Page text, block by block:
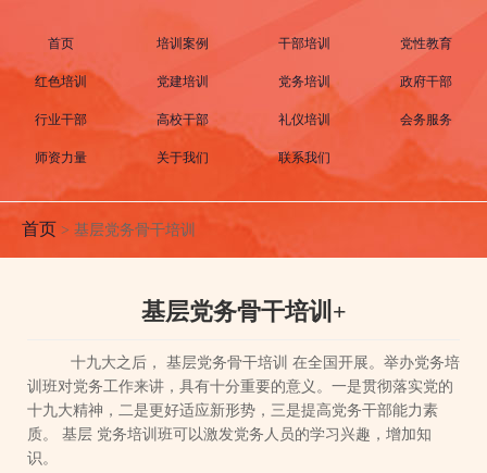
首页 培训案例 干部培训 党性教育
红色培训 党建培训 党务培训 政府干部
行业干部 高校干部 礼仪培训 会务服务
师资力量 关于我们 联系我们
首页 > 基层党务骨干培训
基层党务骨干培训+
十九大之后， 基层党务骨干培训 在全国开展。举办党务培
训班对党务工作来讲，具有十分重要的意义。一是贯彻落实党的
十九大精神，二是更好适应新形势，三是提高党务干部能力素
质。
基层 党务培训班可以激发党务人员的学习兴趣，增加知
识。